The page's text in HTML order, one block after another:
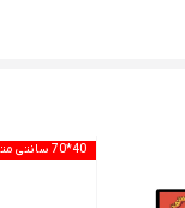
40*70 سانتی متر